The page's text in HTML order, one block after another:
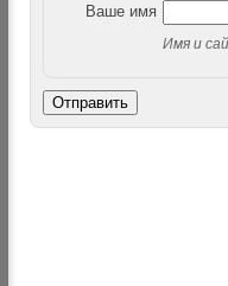
Ваше имя
Имя и
Отправить